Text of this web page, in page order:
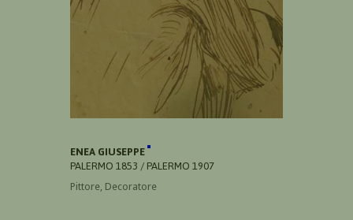
ENEA GIUSEPPE
PALERMO 1853 / PALERMO 1907
Pittore, Decoratore